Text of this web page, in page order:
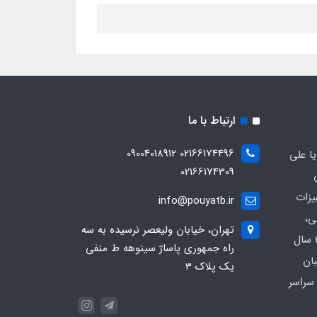
علی
بیمارستانی و کلینیکی با بیش از 20 سال
ارتباط با ما
02166174496 09004018912
02166174309
info@pouyatb.ir
تهران، خیابان ولیعصر نرسیده به سه
راه جمهوری پاساژ سینوهه ط منفی
یک پلاک 3